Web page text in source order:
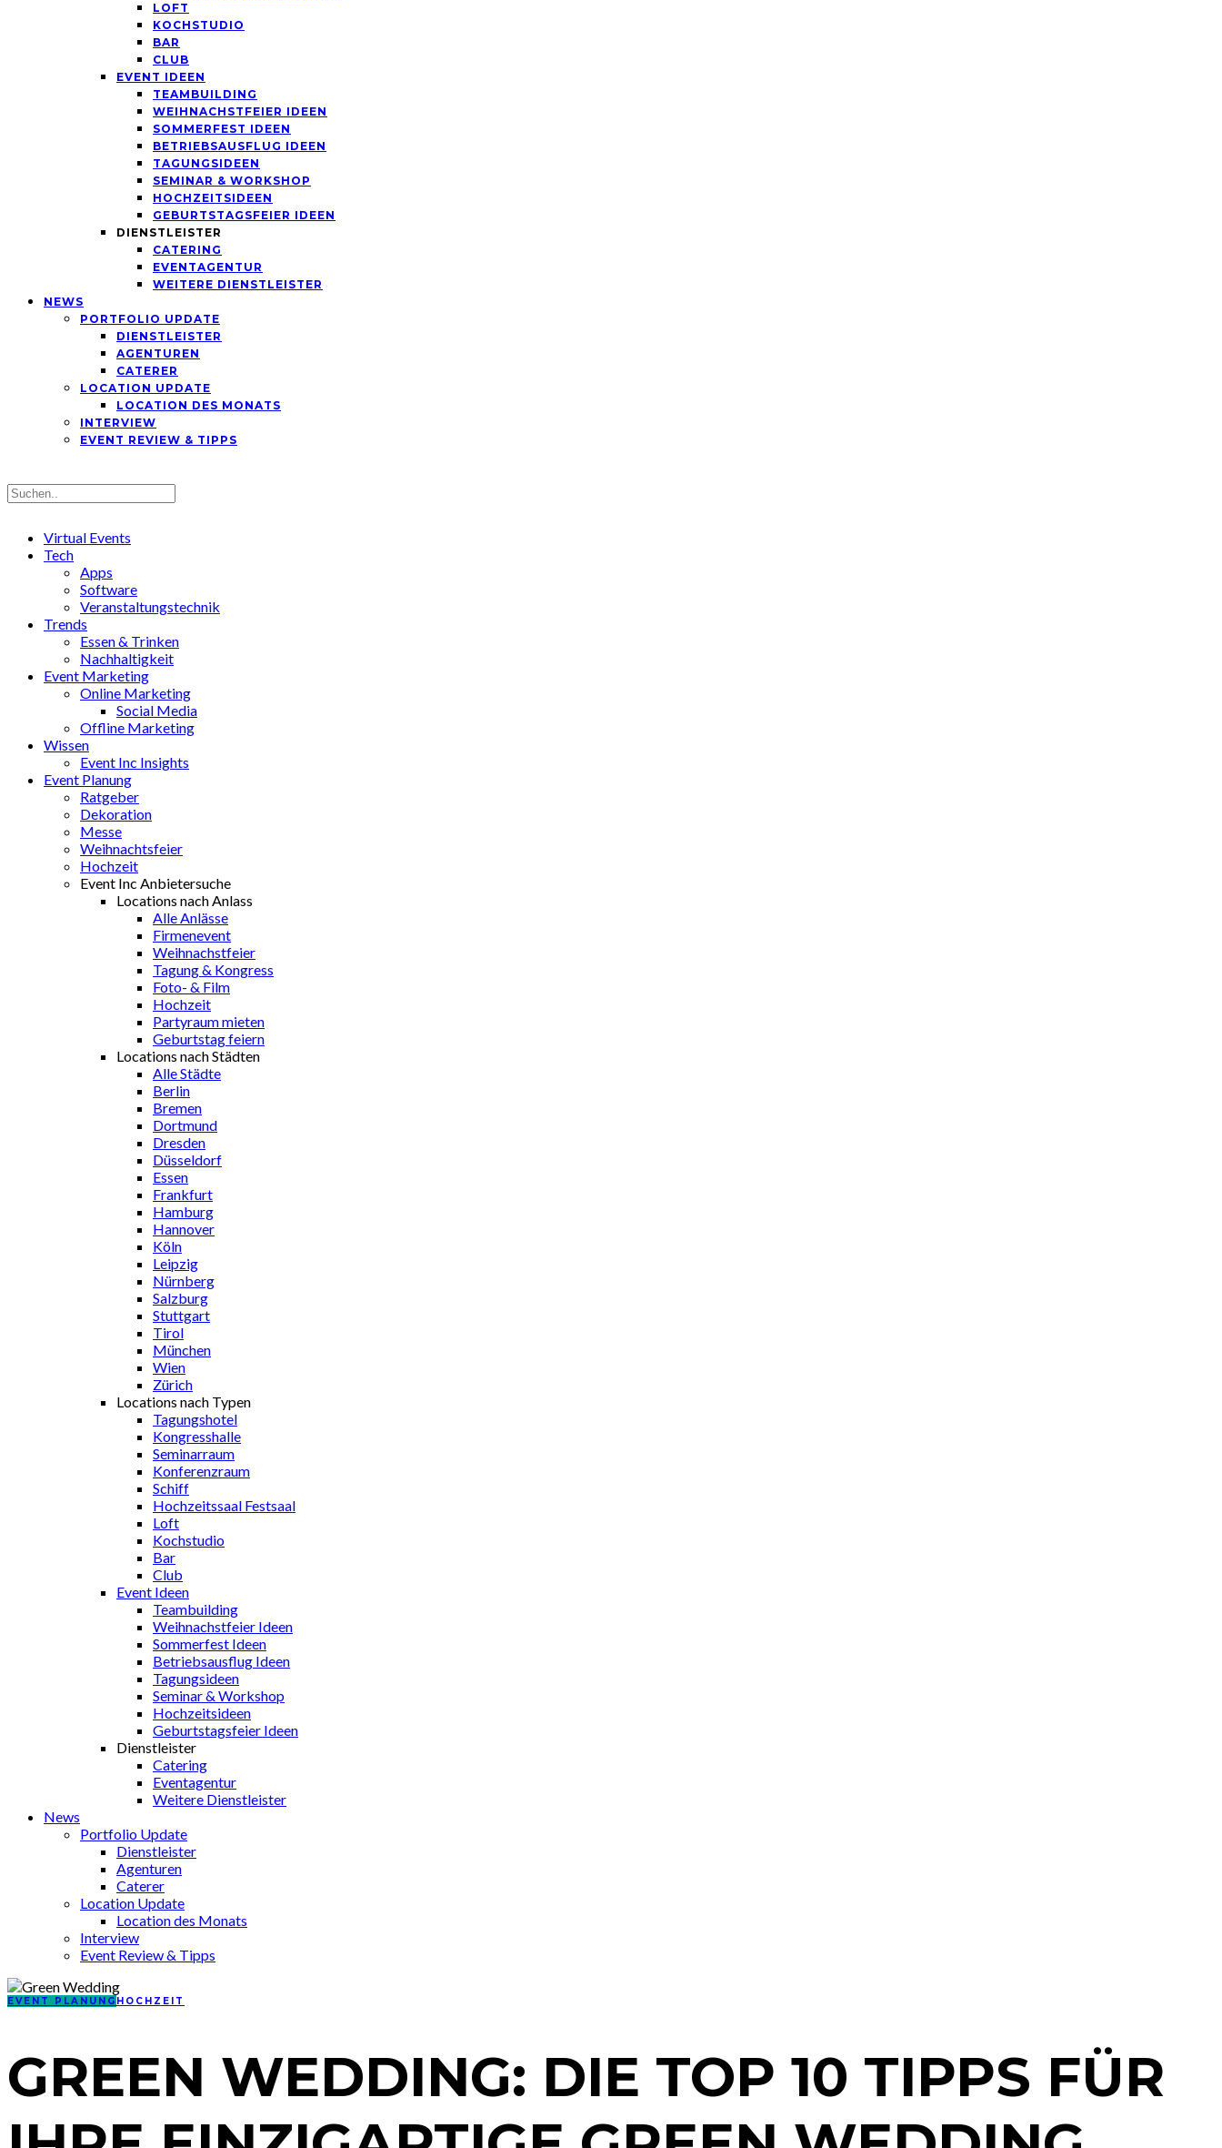
LOFT
KOCHSTUDIO
BAR
CLUB
EVENT IDEEN
TEAMBUILDING
WEIHNACHSTFEIER IDEEN
SOMMERFEST IDEEN
BETRIEBSAUSFLUG IDEEN
TAGUNGSIDEEN
SEMINAR & WORKSHOP
HOCHZEITSIDEEN
GEBURTSTAGSFEIER IDEEN
DIENSTLEISTER
CATERING
EVENTAGENTUR
WEITERE DIENSTLEISTER
NEWS
PORTFOLIO UPDATE
DIENSTLEISTER
AGENTUREN
CATERER
LOCATION UPDATE
LOCATION DES MONATS
INTERVIEW
EVENT REVIEW & TIPPS
Virtual Events
Tech
Apps
Software
Veranstaltungstechnik
Trends
Essen & Trinken
Nachhaltigkeit
Event Marketing
Online Marketing
Social Media
Offline Marketing
Wissen
Event Inc Insights
Event Planung
Ratgeber
Dekoration
Messe
Weihnachtsfeier
Hochzeit
Event Inc Anbietersuche
Locations nach Anlass
Alle Anlässe
Firmenevent
Weihnachstfeier
Tagung & Kongress
Foto- & Film
Hochzeit
Partyraum mieten
Geburtstag feiern
Locations nach Städten
Alle Städte
Berlin
Bremen
Dortmund
Dresden
Düsseldorf
Essen
Frankfurt
Hamburg
Hannover
Köln
Leipzig
Nürnberg
Salzburg
Stuttgart
Tirol
München
Wien
Zürich
Locations nach Typen
Tagungshotel
Kongresshalle
Seminarraum
Konferenzraum
Schiff
Hochzeitssaal Festsaal
Loft
Kochstudio
Bar
Club
Event Ideen
Teambuilding
Weihnachstfeier Ideen
Sommerfest Ideen
Betriebsausflug Ideen
Tagungsideen
Seminar & Workshop
Hochzeitsideen
Geburtstagsfeier Ideen
Dienstleister
Catering
Eventagentur
Weitere Dienstleister
News
Portfolio Update
Dienstleister
Agenturen
Caterer
Location Update
Location des Monats
Interview
Event Review & Tipps
EVENT PLANUNG HOCHZEIT
GREEN WEDDING: DIE TOP 10 TIPPS FÜR